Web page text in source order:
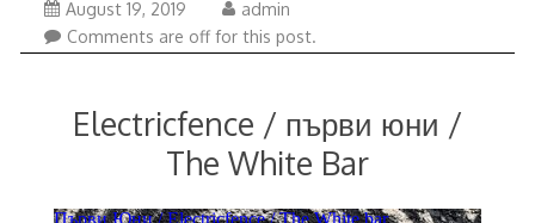
August 19, 2019August
19,
admin
Comments are off for this post.
Electricfence / първи юни /
The White Bar